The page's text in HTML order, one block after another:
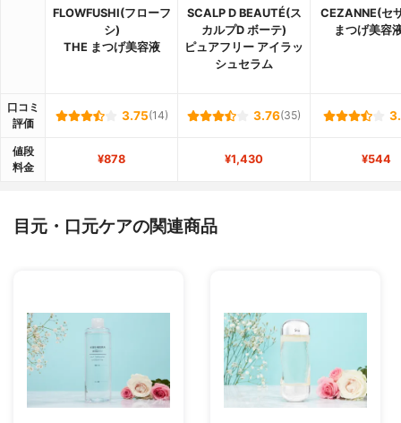
FLOWFUSHI(フローフ
シ)
THE まつげ美容液
SCALP D BEAUTÉ(ス
カルプD ボーテ)
ピュアフリー アイラッ
シュセラム
CEZANNE(セ
まつげ美容
口コミ
評価
3.75(14) 3.76(35)
値段
料金
¥878 ¥1,430 ¥544
目元・口元ケアの関連商品